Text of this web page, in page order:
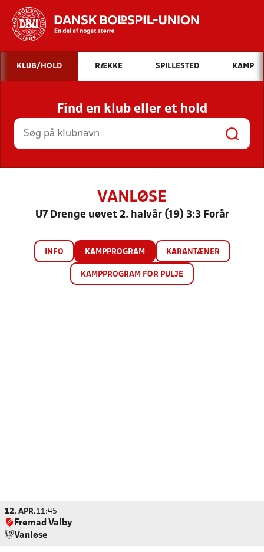
Hvad vil du søge efter?
INDHOLD OG NYHEDER
STILLINGER, RESULTATER, KLUBBER OG
HOLD
KLUB/HOLD RÆKKE SPILLESTED KAMP
Find en klub eller et hold
VANLØSE
U7 Drenge uøvet 2. halvår (19) 3:3 Forår
INFO KAMPPROGRAM KARANTÆNER
KAMPPROGRAM FOR PULJE
12. APR.11:45
Fremad Valby
Vanløse